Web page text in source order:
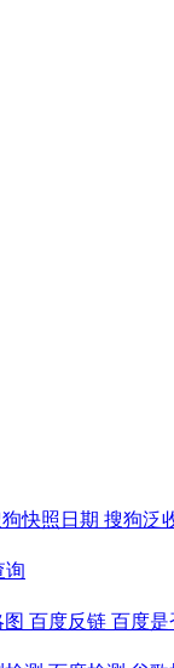
快照日期 搜狗泛
询
百度反链 百度